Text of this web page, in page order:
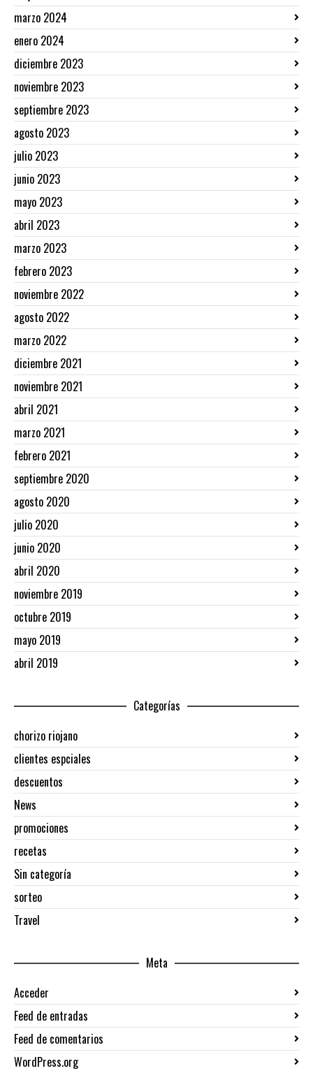
marzo 2024
enero 2024
diciembre 2023
noviembre 2023
septiembre 2023
agosto 2023
julio 2023
junio 2023
mayo 2023
abril 2023
marzo 2023
febrero 2023
noviembre 2022
agosto 2022
marzo 2022
diciembre 2021
noviembre 2021
abril 2021
marzo 2021
febrero 2021
septiembre 2020
agosto 2020
julio 2020
junio 2020
abril 2020
noviembre 2019
octubre 2019
mayo 2019
abril 2019
Categorías
chorizo riojano
clientes espciales
descuentos
News
promociones
recetas
Sin categoría
sorteo
Travel
Meta
Acceder
Feed de entradas
Feed de comentarios
WordPress.org